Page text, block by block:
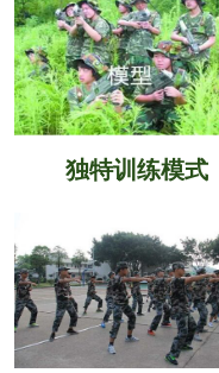
独特训练模式